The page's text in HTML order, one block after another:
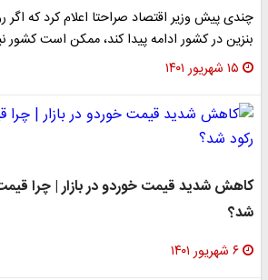
چندی پیش وزیر اقتصاد صراحتا اعلام کرد که اگر
بنزین در کشور ادامه پیدا کند، ممکن است کشور
۱۵ شهریور ۱۴۰۱
کاهش شدید قیمت خوردو در بازار | چرا
شد؟
۶ شهریور ۱۴۰۱